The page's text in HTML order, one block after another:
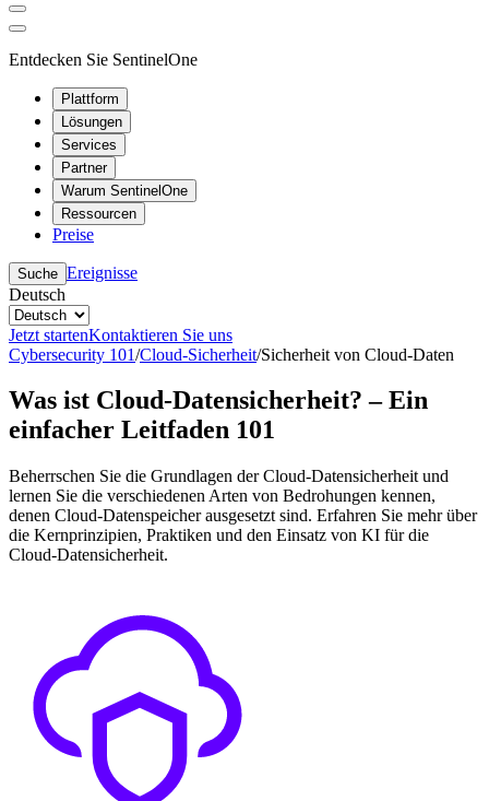
Entdecken Sie SentinelOne
Plattform
Lösungen
Services
Partner
Warum SentinelOne
Ressourcen
Preise
Suche Ereignisse
Deutsch
Jetzt startenKontaktieren Sie uns
Cybersecurity 101/Cloud-Sicherheit/Sicherheit von Cloud-Daten
Was ist Cloud-Datensicherheit? – Ein
einfacher Leitfaden 101
Beherrschen Sie die Grundlagen der Cloud-Datensicherheit und
lernen Sie die verschiedenen Arten von Bedrohungen kennen,
denen Cloud-Datenspeicher ausgesetzt sind. Erfahren Sie mehr über
die Kernprinzipien, Praktiken und den Einsatz von KI für die
Cloud-Datensicherheit.